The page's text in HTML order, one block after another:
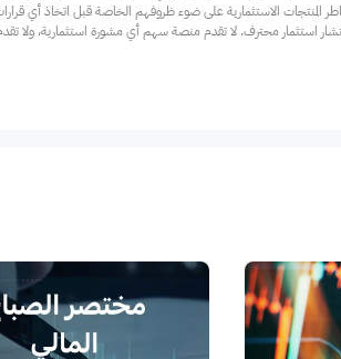
استثمار محترف. لا تقدم منصة سهم أي مشورة استثمارية، ولا